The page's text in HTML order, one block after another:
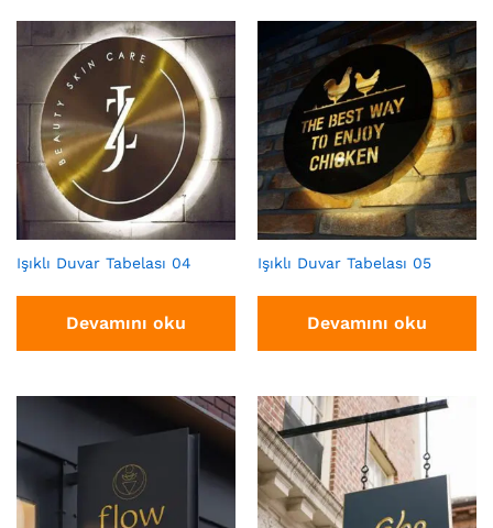
Işıklı Duvar Tabelası 04
Devamını oku
Işıklı Duvar Tabelası 05
Devamını oku